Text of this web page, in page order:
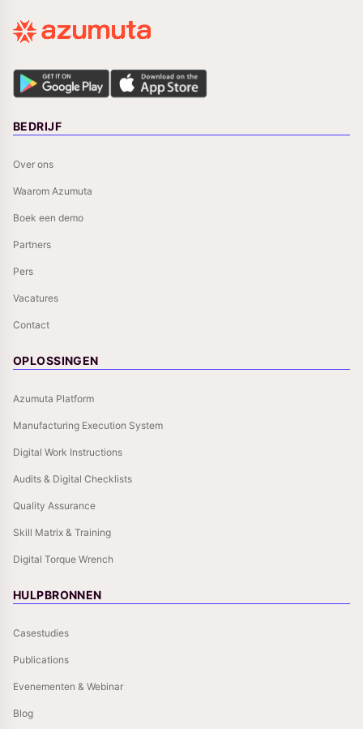
BEDRIJF
Over ons
Waarom Azumuta
Boek een demo
Partners
Pers
Vacatures
Contact
OPLOSSINGEN
Azumuta Platform
Manufacturing Execution System
Digital Work Instructions
Audits & Digital Checklists
Quality Assurance
Skill Matrix & Training
Digital Torque Wrench
HULPBRONNEN
Casestudies
Publications
Evenementen & Webinar
Blog